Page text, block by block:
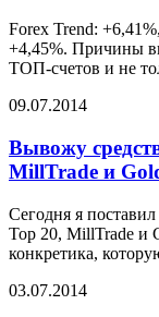
Forex Trend:
+4,45%. Причины
ТОП-счетов и не
09.07.2014
Вывожу
MillTrade и
Сегодня я
Top 20, MillTrade и
конкретика,
03.07.2014